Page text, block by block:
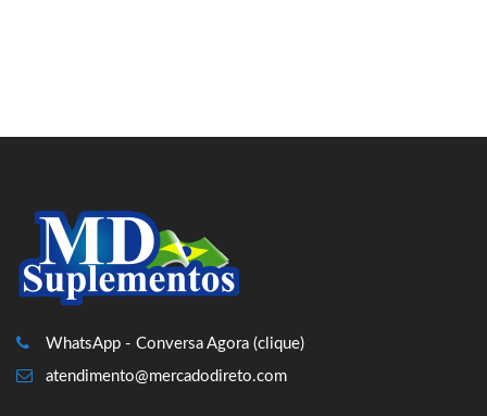
WhatsApp - Conversa Agora (clique)
atendimento@mercadodireto.com